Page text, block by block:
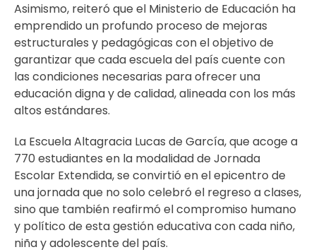
Asimismo, reiteró que el Ministerio de Educación ha
emprendido un profundo proceso de mejoras
estructurales y pedagógicas con el objetivo de
garantizar que cada escuela del país cuente con
las condiciones necesarias para ofrecer una
educación digna y de calidad, alineada con los más
altos estándares.
La Escuela Altagracia Lucas de García, que acoge a
770 estudiantes en la modalidad de Jornada
Escolar Extendida, se convirtió en el epicentro de
una jornada que no solo celebró el regreso a clases,
sino que también reafirmó el compromiso humano
y político de esta gestión educativa con cada niño,
niña y adolescente del país.